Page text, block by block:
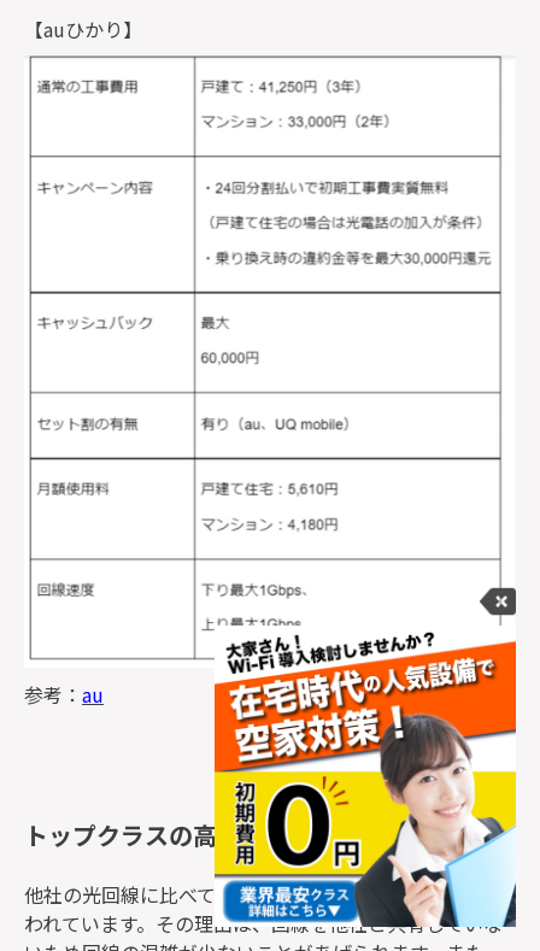
【auひかり】
参考： au
トップクラスの高速通信
他社の光回線に比べて、 auひかりは通信速度が速い
われています。その理由は、回線を他社と共有していな